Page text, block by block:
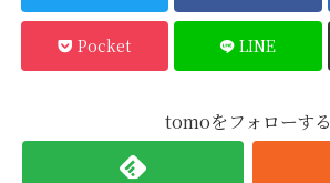
Pocket LINE
tomoをフォローする